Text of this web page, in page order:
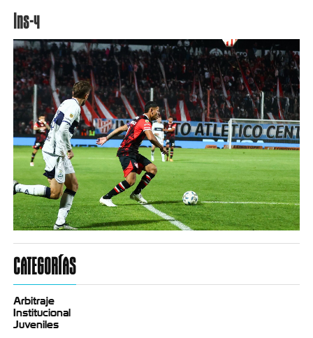
Ins-4
CATEGORÍAS
Arbitraje
Institucional
Juveniles